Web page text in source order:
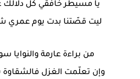
يا مسيطر خافقي كل دلالك
ليت قصّتنا بدت يوم عمري
من براءة عارمة والنوايا
وإن تعلّمت الغزل فالشقاوة